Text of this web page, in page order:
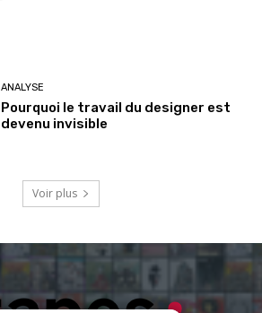
ANALYSE
Pourquoi le travail du designer est
devenu invisible
Voir plus